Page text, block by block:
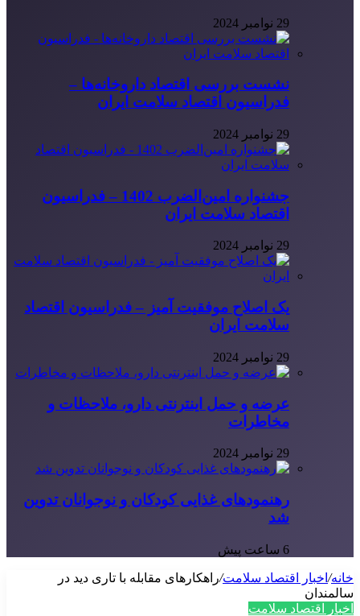
29 نوامبر 2024
نشست بررسی اقتصاد داروخانه‌ها –
فدراسیون اقتصاد سلامت ایران
29 نوامبر 2024
جشنواره امین‌الضرب 1402 – فدراسیون
اقتصاد سلامت ایران
29 نوامبر 2024
یک اصلاح موفقیت آمیز – فدراسیون اقتصاد
سلامت ایران
29 نوامبر 2024
عرضه و حمل اینترنتی دارو، ملاحظات و
مخاطرات
29 نوامبر 2024
رهنمودهای غذایی کودکان و نوجوانان تدوین
شد
6 ساعت پیش
خانه/ اخبار اقتصاد سلامت/راهکارهای مقابله با تاری دید در
سالمندان
اخبار اقتصاد سلامت